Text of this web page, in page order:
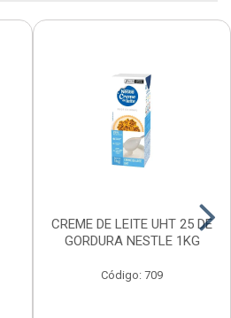
CREME DE LEITE UHT 25 DE
GORDURA NESTLE 1KG
Código: 709